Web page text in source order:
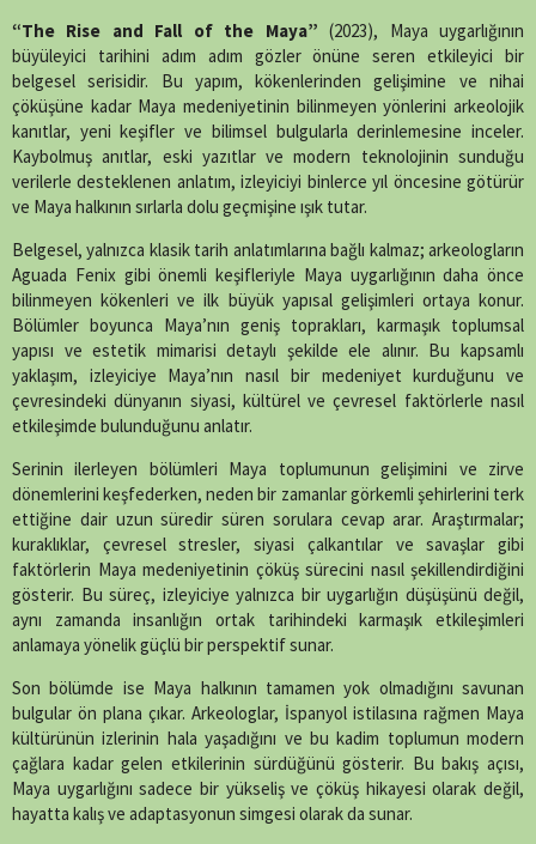
X
(Twitter)
FacebookWhatsAppTelegram
SMS Email LinkedInPinterest
“The Rise and Fall of the Maya” (2023), Maya uygarlığının
büyüleyici tarihini adım adım gözler önüne seren etkileyici bir
belgesel serisidir. Bu yapım, kökenlerinden gelişimine ve nihai
çöküşüne kadar Maya medeniyetinin bilinmeyen yönlerini arkeolojik
kanıtlar, yeni keşifler ve bilimsel bulgularla derinlemesine inceler.
Kaybolmuş anıtlar, eski yazıtlar ve modern teknolojinin sunduğu
verilerle desteklenen anlatım, izleyiciyi binlerce yıl öncesine götürür
ve Maya halkının sırlarla dolu geçmişine ışık tutar.
Belgesel, yalnızca klasik tarih anlatımlarına bağlı kalmaz; arkeologların
Aguada Fenix gibi önemli keşifleriyle Maya uygarlığının daha önce
bilinmeyen kökenleri ve ilk büyük yapısal gelişimleri ortaya konur.
Bölümler boyunca Maya’nın geniş toprakları, karmaşık toplumsal
yapısı ve estetik mimarisi detaylı şekilde ele alınır. Bu kapsamlı
yaklaşım, izleyiciye Maya’nın nasıl bir medeniyet kurduğunu ve
çevresindeki dünyanın siyasi, kültürel ve çevresel faktörlerle nasıl
etkileşimde bulunduğunu anlatır.
Serinin ilerleyen bölümleri Maya toplumunun gelişimini ve zirve
dönemlerini keşfederken, neden bir zamanlar görkemli şehirlerini terk
ettiğine dair uzun süredir süren sorulara cevap arar. Araştırmalar;
kuraklıklar, çevresel stresler, siyasi çalkantılar ve savaşlar gibi
faktörlerin Maya medeniyetinin çöküş sürecini nasıl şekillendirdiğini
gösterir. Bu süreç, izleyiciye yalnızca bir uygarlığın düşüşünü değil,
aynı zamanda insanlığın ortak tarihindeki karmaşık etkileşimleri
anlamaya yönelik güçlü bir perspektif sunar.
Son bölümde ise Maya halkının tamamen yok olmadığını savunan
bulgular ön plana çıkar. Arkeologlar, İspanyol istilasına rağmen Maya
kültürünün izlerinin hala yaşadığını ve bu kadim toplumun modern
çağlara kadar gelen etkilerinin sürdüğünü gösterir. Bu bakış açısı,
Maya uygarlığını sadece bir yükseliş ve çöküş hikayesi olarak değil,
hayatta kalış ve adaptasyonun simgesi olarak da sunar.